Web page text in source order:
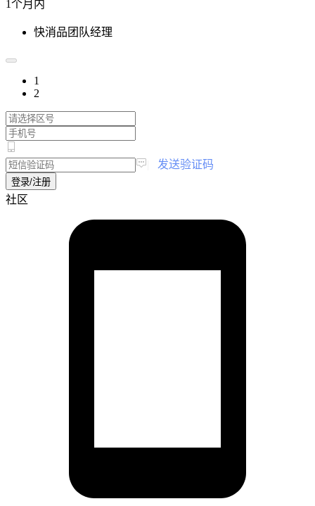
1个月内
快消品团队经理
1
2
发送验证码
登录/注册
社区